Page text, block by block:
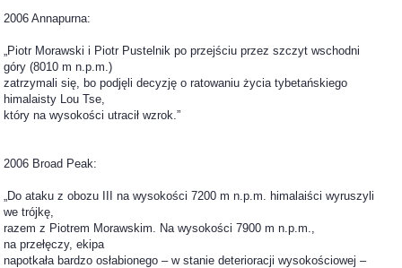
2006 Annapurna:
„Piotr Morawski i Piotr Pustelnik po przejściu przez szczyt wschodni
góry (8010 m n.p.m.)
zatrzymali się, bo podjęli decyzję o ratowaniu życia tybetańskiego
himalaisty Lou Tse,
który na wysokości utracił wzrok.”
2006 Broad Peak:
„Do ataku z obozu III na wysokości 7200 m n.p.m. himalaiści wyruszyli
we trójkę,
razem z Piotrem Morawskim. Na wysokości 7900 m n.p.m.,
na przełęczy, ekipa
napotkała bardzo osłabionego – w stanie deterioracji wysokościowej –